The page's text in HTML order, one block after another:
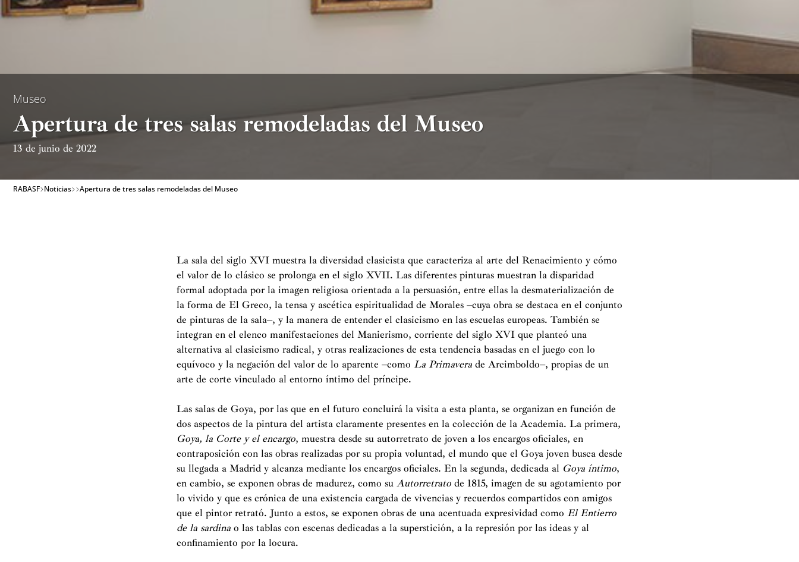
Museo
Apertura de tres salas remodeladas del Museo
13 de junio de 2022
RABASF Noticias Apertura de tres salas remodeladas del Museo
La sala del siglo XVI muestra la diversidad clasicista que caracteriza al arte del Renacimiento y cómo
el valor de lo clásico se prolonga en el siglo XVII. Las diferentes pinturas muestran la disparidad
formal adoptada por la imagen religiosa orientada a la persuasión, entre ellas la desmaterialización de
la forma de El Greco, la tensa y ascética espiritualidad de Morales –cuya obra se destaca en el conjunto
de pinturas de la sala–, y la manera de entender el clasicismo en las escuelas europeas. También se
integran en el elenco manifestaciones del Manierismo, corriente del siglo XVI que planteó una
alternativa al clasicismo radical, y otras realizaciones de esta tendencia basadas en el juego con lo
equívoco y la negación del valor de lo aparente –como La Primavera de Arcimboldo–, propias de un
arte de corte vinculado al entorno íntimo del príncipe.
Las salas de Goya, por las que en el futuro concluirá la visita a esta planta, se organizan en función de
dos aspectos de la pintura del artista claramente presentes en la colección de la Academia. La primera,
Goya, la Corte y el encargo, muestra desde su autorretrato de joven a los encargos oficiales, en
contraposición con las obras realizadas por su propia voluntad, el mundo que el Goya joven busca desde
su llegada a Madrid y alcanza mediante los encargos oficiales. En la segunda, dedicada al Goya íntimo,
en cambio, se exponen obras de madurez, como su Autorretrato de 1815, imagen de su agotamiento por
lo vivido y que es crónica de una existencia cargada de vivencias y recuerdos compartidos con amigos
que el pintor retrató. Junto a estos, se exponen obras de una acentuada expresividad como El Entierro
de la sardina o las tablas con escenas dedicadas a la superstición, a la represión por las ideas y al
confinamiento por la locura.